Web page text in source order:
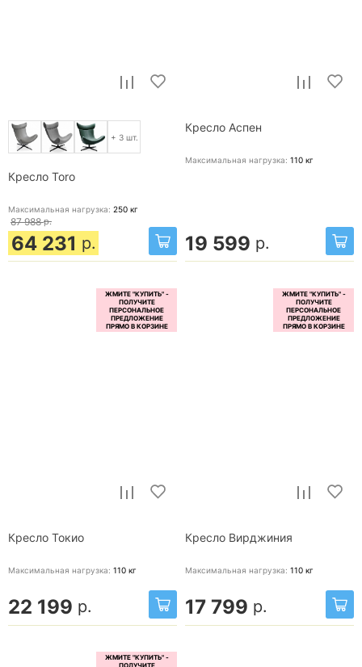
+ 3 шт.
Кресло Toro
Максимальная нагрузка: 250 кг
87 988 р.
64 231 р.
Кресло Аспен
Максимальная нагрузка: 110 кг
19 599 р.
Кресло Токио
Максимальная нагрузка: 110 кг
22 199 р.
Кресло Вирджиния
Максимальная нагрузка: 110 кг
17 799 р.